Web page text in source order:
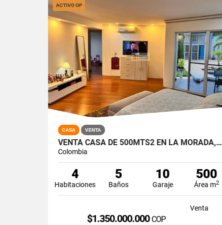
ACTIVO OP
CASA VENTA
VENTA CASA DE 500MTS2 EN LA MORADA, JAMUNDÍ. 7491-1
Colombia
4
Habitaciones
5
Baños
10
Garaje
500
Área m2
Venta
$1.350.000.000 COP